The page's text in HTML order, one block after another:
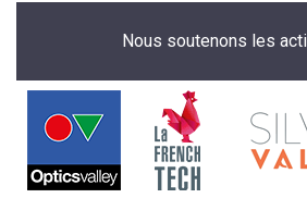
Nous soutenons les